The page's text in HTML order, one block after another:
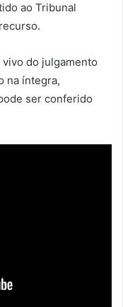
ao Tribunal
vivo do julgamento
na íntegra,
ser conferido